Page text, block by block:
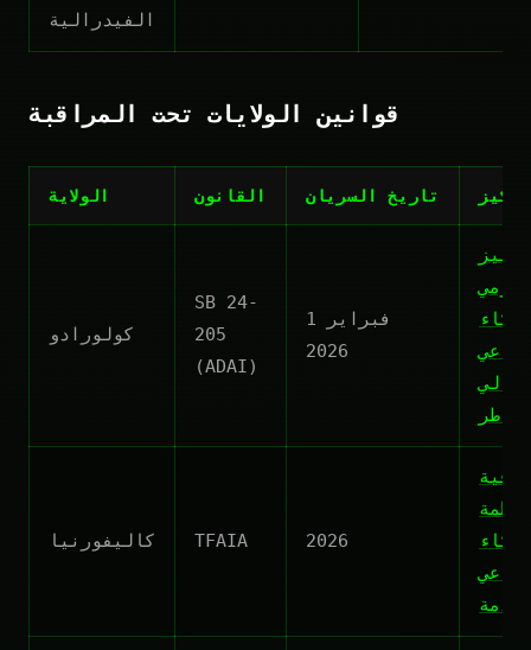
الفيدرالية
قوانين الولايات تحت المراقبة
الولاية القانون تاريخ السريان
كولورادو
SB 24-
205
(ADAI)
1 فبراير
2026
عالي
كاليفورنيا TFAIA 2026
لأنظمة